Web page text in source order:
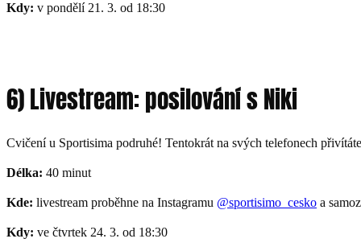
Kdy: v pondělí 21. 3. od 18:30
6) Livestream: posilování s Niki
Cvičení u Sportisima podruhé! Tentokrát na svých telefonech
Délka: 40 minut
Kde: livestream proběhne na Instagramu @sportisimo_cesko a
Kdy: ve čtvrtek 24. 3. od 18:30